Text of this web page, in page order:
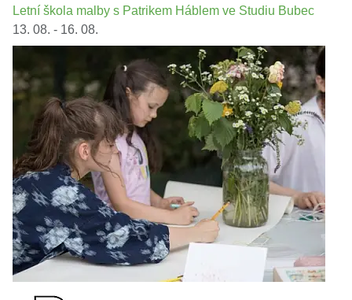
Letní škola malby s Patrikem Háblem ve Studiu Bubec
13. 08. - 16. 08.